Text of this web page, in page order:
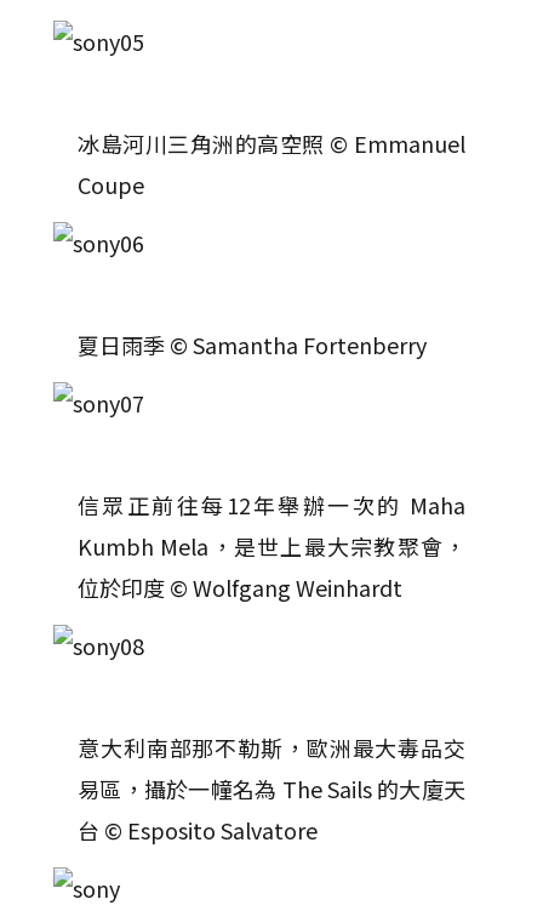
冰島河川三角洲的高空照 © Emmanuel
Coupe
夏日雨季 © Samantha Fortenberry
信眾正前往每12年舉辦一次的 Maha
Kumbh Mela，是世上最大宗教聚會，
位於印度 © Wolfgang Weinhardt
意大利南部那不勒斯，歐洲最大毒品交
易區，攝於一幢名為 The Sails 的大廈天
台 © Esposito Salvatore